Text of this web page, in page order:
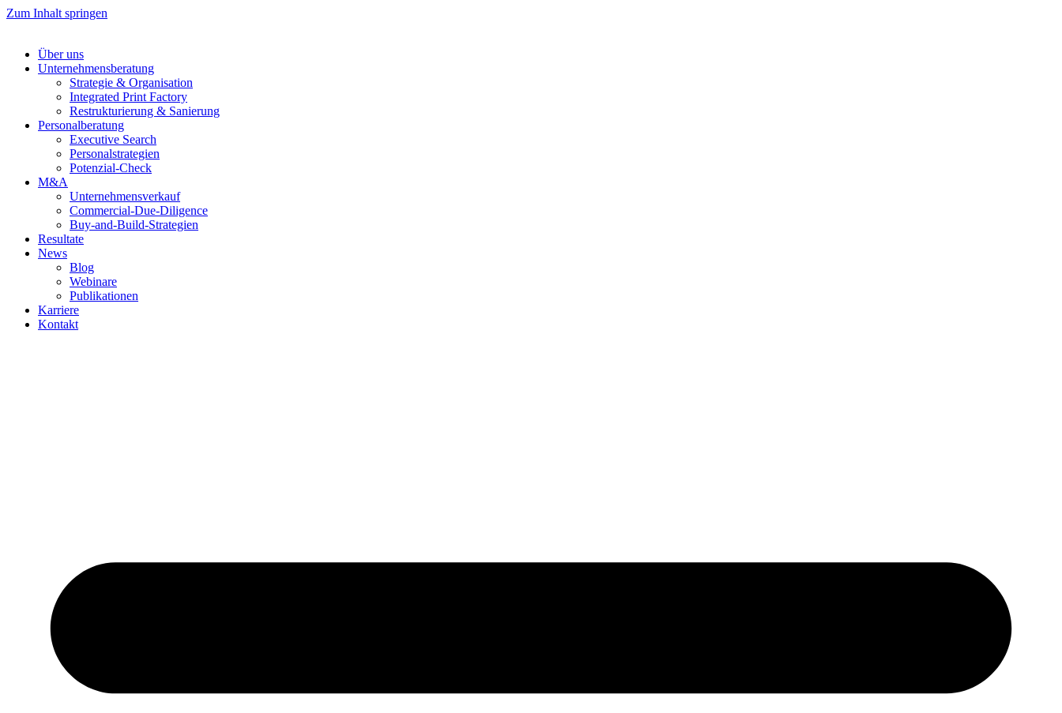
Zum Inhalt springen
Über uns
Unternehmensberatung
Strategie & Organisation
Integrated Print Factory
Restrukturierung & Sanierung
Personalberatung
Executive Search
Personalstrategien
Potenzial-Check
M&A
Unternehmensverkauf
Commercial-Due-Diligence
Buy-and-Build-Strategien
Resultate
News
Blog
Webinare
Publikationen
Karriere
Kontakt